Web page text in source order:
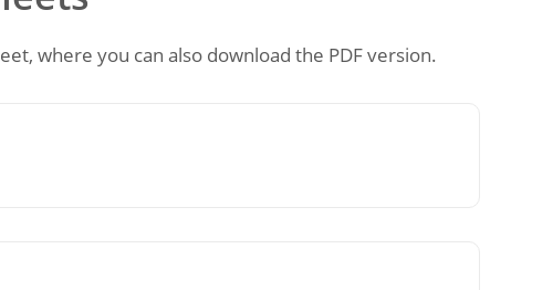
where you can also download the PDF version.